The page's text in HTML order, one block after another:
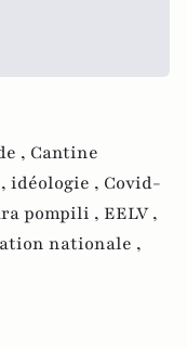
, Cantine
idéologie , Covid-
pompili , EELV ,
nationale ,